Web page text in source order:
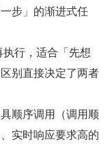
步」的渐进式任
行，适合「先想
别直接决定了两者
顺序调用（调用顺
实时响应要求高的